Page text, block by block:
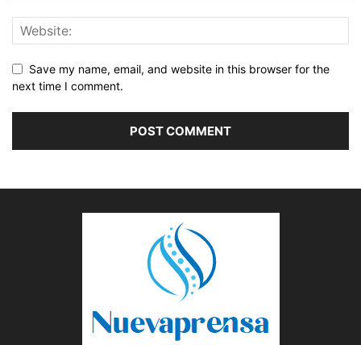
Save my name, email, and website in this browser for the
next time I comment.